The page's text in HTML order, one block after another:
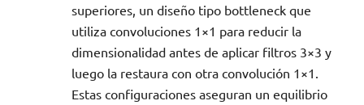
superiores, un diseño tipo bottleneck que
utiliza convoluciones 1×1 para reducir la
dimensionalidad antes de aplicar filtros 3×3 y
luego la restaura con otra convolución 1×1.
Estas configuraciones aseguran un equilibrio